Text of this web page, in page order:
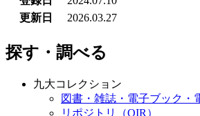
探す・調べる
九大コレクション
リポジトリ（QIR）
学位論文